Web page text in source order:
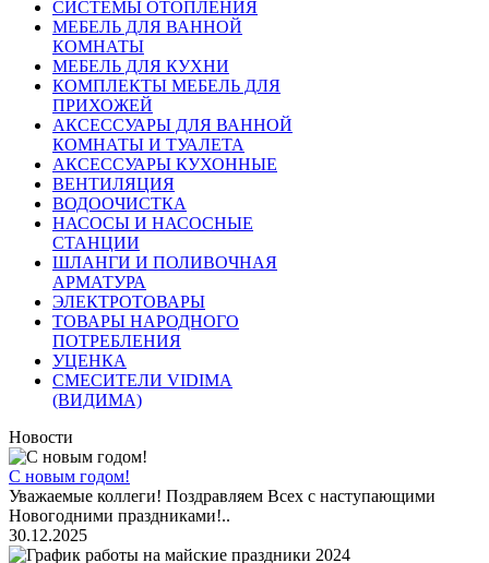
СИСТЕМЫ ОТОПЛЕНИЯ
МЕБЕЛЬ ДЛЯ ВАННОЙ
КОМНАТЫ
МЕБЕЛЬ ДЛЯ КУХНИ
КОМПЛЕКТЫ МЕБЕЛЬ ДЛЯ
ПРИХОЖЕЙ
АКСЕССУАРЫ ДЛЯ ВАННОЙ
КОМНАТЫ И ТУАЛЕТА
АКСЕССУАРЫ КУХОННЫЕ
ВЕНТИЛЯЦИЯ
ВОДООЧИСТКА
НАСОСЫ И НАСОСНЫЕ
СТАНЦИИ
ШЛАНГИ И ПОЛИВОЧНАЯ
АРМАТУРА
ЭЛЕКТРОТОВАРЫ
ТОВАРЫ НАРОДНОГО
ПОТРЕБЛЕНИЯ
УЦЕНКА
СМЕСИТЕЛИ VIDIMA
(ВИДИМА)
Новости
С новым годом!
Уважаемые коллеги! Поздравляем Всех с наступающими
Новогодними праздниками!..
30.12.2025